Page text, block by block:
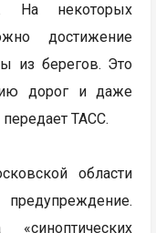
На некоторых
достижение
из берегов. Это
дорог и даже
ТАСС.
области